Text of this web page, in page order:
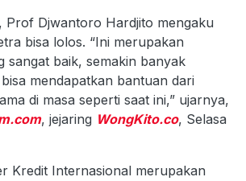
Prof Djwantoro Hardjito mengaku
bisa lolos. “Ini merupakan
sangat baik, semakin banyak
mendapatkan bantuan dari
di masa seperti saat ini,” ujarnya,
, jejaring WongKito.co, Selasa
Kredit Internasional merupakan